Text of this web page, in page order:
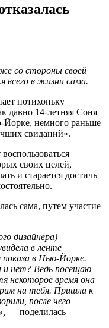
со стороны своей
всего в жизни сама.
потихоньку
давно 14-летняя Соня
немного раньше
свиданий».
своих целей,
и старается достичь
сама, путем участие
дизайнера)
в ленте
в Нью-Йорке.
и нет? Ведь посещаю
некоторое время она
на тебя. Пришла к
после чего
— поделилась